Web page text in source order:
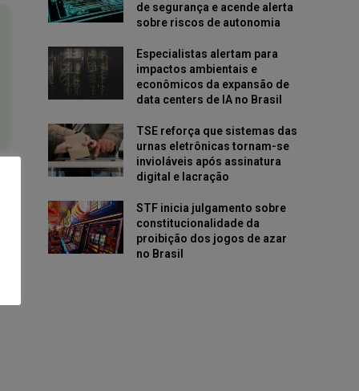
de segurança e acende alerta
sobre riscos de autonomia
Especialistas alertam para
impactos ambientais e
econômicos da expansão de
data centers de IA no Brasil
TSE reforça que sistemas das
urnas eletrônicas tornam-se
invioláveis após assinatura
digital e lacração
STF inicia julgamento sobre
constitucionalidade da
proibição dos jogos de azar
no Brasil